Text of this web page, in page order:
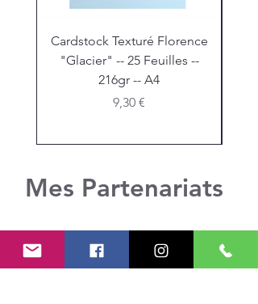
Cardstock Texturé Florence
"Glacier" -- 25 Feuilles --
216gr -- A4
Prix
9,30 €
Mes Partenariats